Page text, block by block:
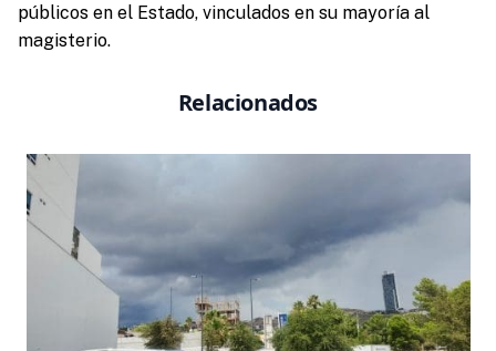
públicos en el Estado, vinculados en su mayoría al
magisterio.
Relacionados